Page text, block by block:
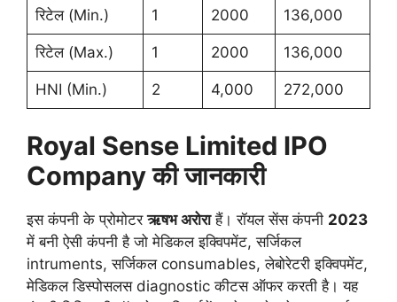
रिटेल (Min.) 1 2000 136,000
रिटेल (Max.) 1 2000 136,000
HNI (Min.) 2 4,000 272,000
Royal Sense Limited IPO
Company की जानकारी
इस कंपनी के प्रोमोटरऋषभ अरोराहैं। रॉयल सेंस कंपनी 2023
में बनी ऐसी कंपनी है जो मेडिकल इक्विपमेंट, सर्जिकल
intruments, सर्जिकल consumables, लेबोरेटरी इक्विपमेंट,
मेडिकल डिस्पोसलस diagnostic कीटस ऑफर करती है। यह